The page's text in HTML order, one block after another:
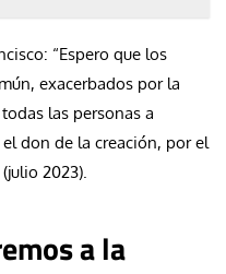
“Espero que los
exacerbados por la
las personas a
don de la creación, por el
2023).
a la